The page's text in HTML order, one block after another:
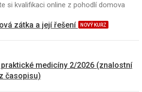
si kvalifikaci online z pohodlí domova
zátka a její řešení NOVÝ KURZ
praktické medicíny 2/2026 (znalostní
časopisu)